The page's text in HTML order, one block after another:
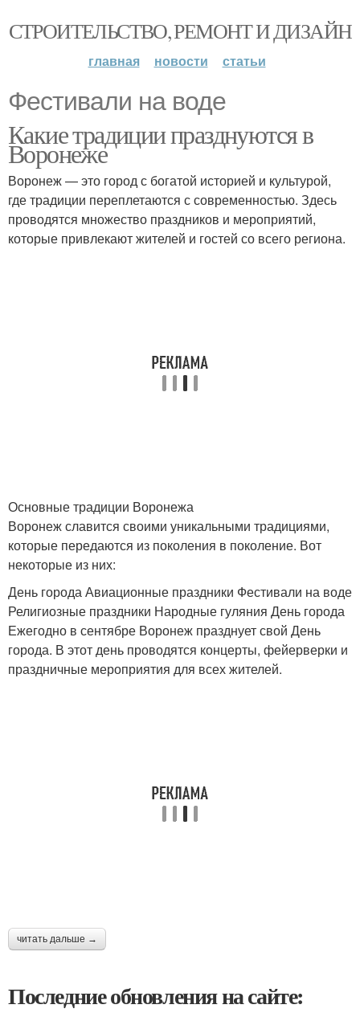
СТРОИТЕЛЬСТВО, РЕМОНТ И ДИЗАЙН
главная новости статьи
Фестивали на воде
Какие традиции празднуются в
Воронеже
Воронеж — это город с богатой историей и культурой,
где традиции переплетаются с современностью. Здесь
проводятся множество праздников и мероприятий,
которые привлекают жителей и гостей со всего региона.
Основные традиции Воронежа
Воронеж славится своими уникальными традициями,
которые передаются из поколения в поколение. Вот
некоторые из них:
День города Авиационные праздники Фестивали на воде
Религиозные праздники Народные гуляния День города
Ежегодно в сентябре Воронеж празднует свой День
города. В этот день проводятся концерты, фейерверки и
праздничные мероприятия для всех жителей.
читать дальше →
Последние обновления на сайте: